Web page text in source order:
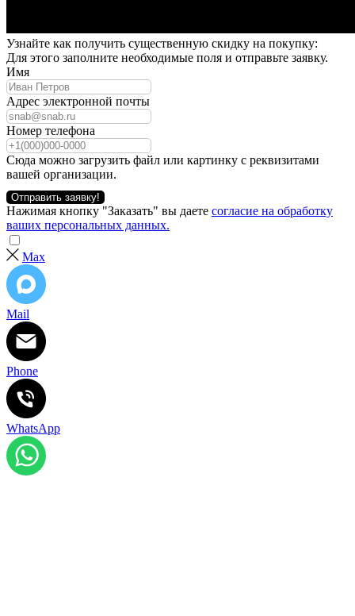
Узнайте как получить существенную скидку на покупку:
Для этого заполните необходимые поля и отправьте заявку.
Имя
Адрес электронной почты
Номер телефона
Сюда можно загрузить файл или картинку с реквизитами
вашей организации.
Отправить заявку!
Нажимая кнопку "Заказать" вы даете согласие на обработку
ваших персональных данных.
Max
Mail
Phone
WhatsApp